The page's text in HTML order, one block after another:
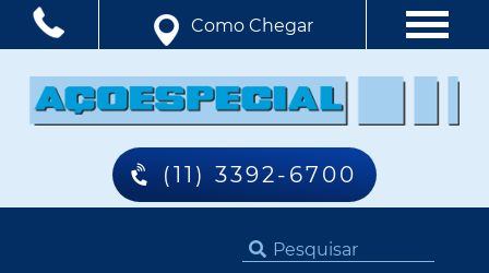
Como Chegar
(11) 3392-6700